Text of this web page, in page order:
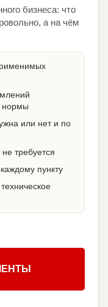
бизнеса: что
а на чём
нормы
или нет и по
требуется
пункту